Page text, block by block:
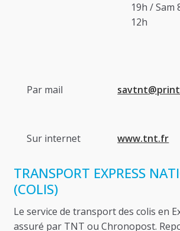
19h / Sam
12h
Par mail
Sur internet www.tnt.fr
TRANSPORT EXPRESS
(COLIS)
Le service de transport des colis en
assuré par TNT ou Chronopost.